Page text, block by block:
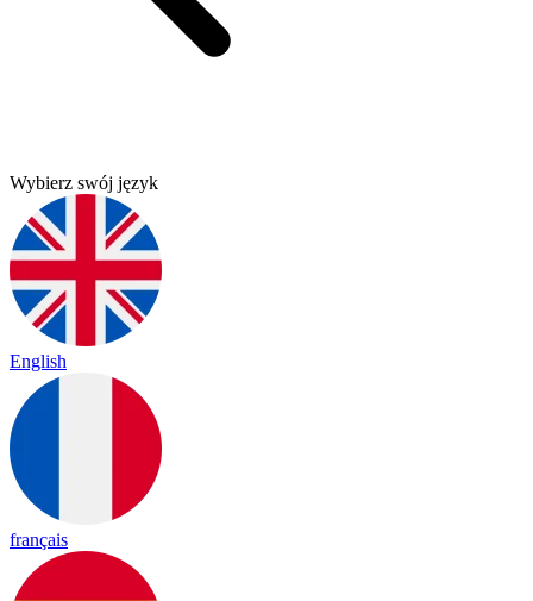
Wybierz swój język
English
français